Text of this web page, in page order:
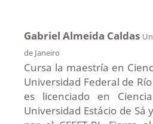
Gabriel Almeida Caldas
de Janeiro
Cursa la maestría en
Universidad Federal de
es licenciado en
Universidad Estácio de Sá